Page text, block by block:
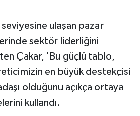
seviyesine ulaşan pazar
sektör liderliğini
Çakar, 'Bu güçlü tablo,
en büyük destekçisi
olduğunu açıkça ortaya
kullandı.